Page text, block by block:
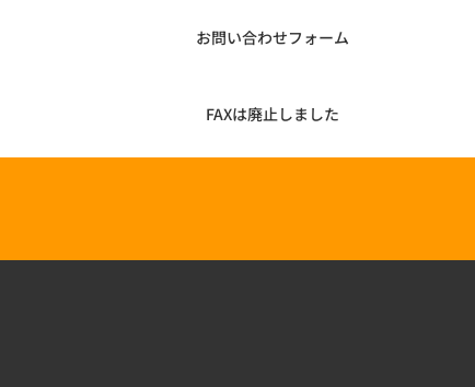
お問い合わせフォーム
FAXは廃止しました